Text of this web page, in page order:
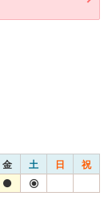
金 土 日 祝